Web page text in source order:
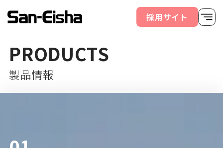
採用サイト
PRODUCTS
製品情報